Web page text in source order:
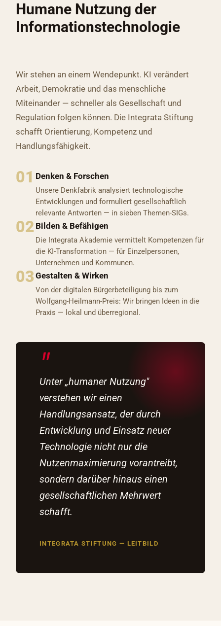
Humane Nutzung der
Informationstechnologie
Wir stehen an einem Wendepunkt. KI verändert
Arbeit, Demokratie und das menschliche
Miteinander — schneller als Gesellschaft und
Regulation folgen können. Die Integrata Stiftung
schafft Orientierung, Kompetenz und
Handlungsfähigkeit.
01 Denken & Forschen
Unsere Denkfabrik analysiert technologische
Entwicklungen und formuliert gesellschaftlich
relevante Antworten — in sieben Themen-SIGs.
02 Bilden & Befähigen
Die Integrata Akademie vermittelt Kompetenzen für
die KI-Transformation — für Einzelpersonen,
Unternehmen und Kommunen.
03Gestalten & Wirken
Von der digitalen Bürgerbeteiligung bis zum
Wolfgang-Heilmann-Preis: Wir bringen Ideen in die
Praxis — lokal und überregional.
Unter „humaner Nutzung"
verstehen wir einen
Handlungsansatz, der durch
Entwicklung und Einsatz neuer
Technologie nicht nur die
Nutzenmaximierung vorantreibt,
sondern darüber hinaus einen
gesellschaftlichen Mehrwert
schafft.
INTEGRATA STIFTUNG — LEITBILD